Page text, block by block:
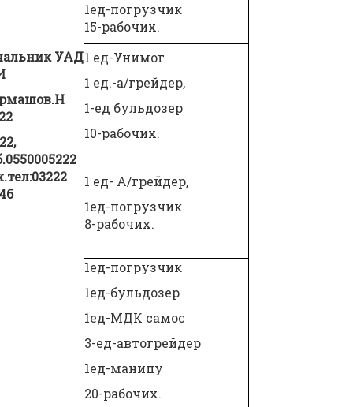
УАД
.0550005222
1ед-погрузчик
15-рабочих.
1 ед-Унимог
1 ед.-а/грейдер,
1-ед бульдозер
10-рабочих.
1 ед- А/грейдер,
1ед-погрузчик
8-рабочих.
1ед-погрузчик
1ед-бульдозер
1ед-МДК самос
3-ед-автогрейдер
1ед-манипу
20-рабочих.